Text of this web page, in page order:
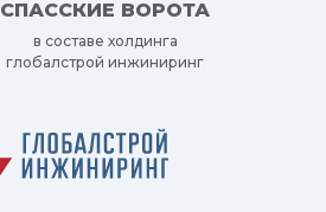
СПАССКИЕ ВОРОТА
в составе холдинга
глобалстрой инжиниринг